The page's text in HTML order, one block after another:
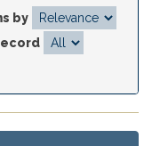
by